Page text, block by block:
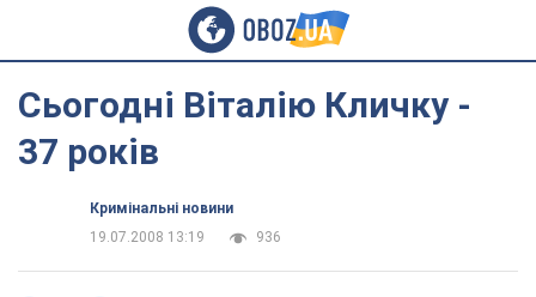
Сьогодні Віталію Кличку -
37 років
Кримінальні новини
19.07.2008 13:19
936